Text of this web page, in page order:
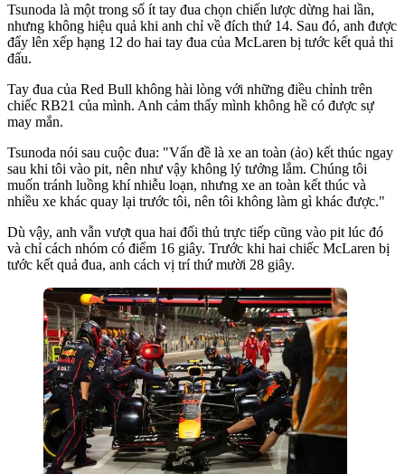
Tsunoda là một trong số ít tay đua chọn chiến lược dừng hai lần,
nhưng không hiệu quả khi anh chỉ về đích thứ 14. Sau đó, anh được
đẩy lên xếp hạng 12 do hai tay đua của McLaren bị tước kết quả thi
đấu.
Tay đua của Red Bull không hài lòng với những điều chỉnh trên
chiếc RB21 của mình. Anh cảm thấy mình không hề có được sự
may mắn.
Tsunoda nói sau cuộc đua: "Vấn đề là xe an toàn (ảo) kết thúc ngay
sau khi tôi vào pit, nên như vậy không lý tưởng lắm. Chúng tôi
muốn tránh luồng khí nhiễu loạn, nhưng xe an toàn kết thúc và
nhiều xe khác quay lại trước tôi, nên tôi không làm gì khác được."
Dù vậy, anh vẫn vượt qua hai đối thủ trực tiếp cũng vào pit lúc đó
và chỉ cách nhóm có điểm 16 giây. Trước khi hai chiếc McLaren bị
tước kết quả đua, anh cách vị trí thứ mười 28 giây.